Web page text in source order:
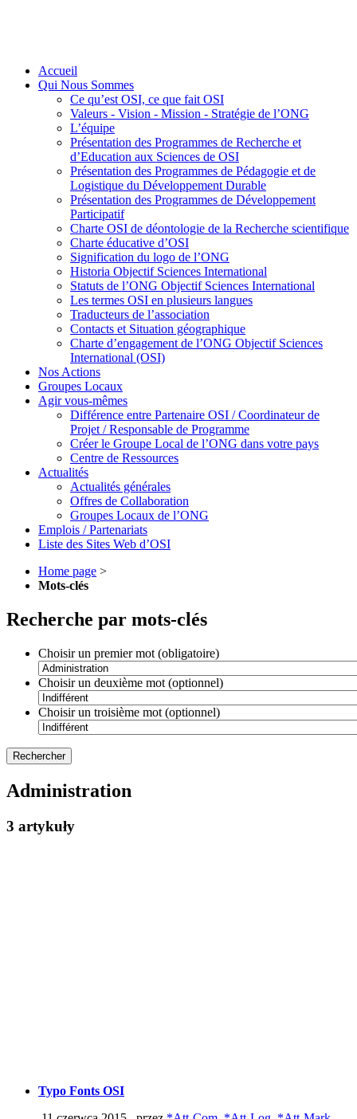
Accueil
Qui Nous Sommes
Ce qu’est OSI, ce que fait OSI
Valeurs - Vision - Mission - Stratégie de l’ONG
L’équipe
Présentation des Programmes de Recherche et
d’Education aux Sciences de OSI
Présentation des Programmes de Pédagogie et de
Logistique du Développement Durable
Présentation des Programmes de Développement
Participatif
Charte OSI de déontologie de la Recherche scientifique
Charte éducative d’OSI
Signification du logo de l’ONG
Historia Objectif Sciences International
Statuts de l’ONG Objectif Sciences International
Les termes OSI en plusieurs langues
Traducteurs de l’association
Contacts et Situation géographique
Charte d’engagement de l’ONG Objectif Sciences
International (OSI)
Nos Actions
Groupes Locaux
Agir vous-mêmes
Différence entre Partenaire OSI / Coordinateur de
Projet / Responsable de Programme
Créer le Groupe Local de l’ONG dans votre pays
Centre de Ressources
Actualités
Actualités générales
Offres de Collaboration
Groupes Locaux de l’ONG
Emplois / Partenariats
Liste des Sites Web d’OSI
Home page >
Mots-clés
Recherche par mots-clés
Choisir un premier mot (obligatoire)
Choisir un deuxième mot (optionnel)
Choisir un troisième mot (optionnel)
Administration
3 artykuły
Typo Fonts OSI